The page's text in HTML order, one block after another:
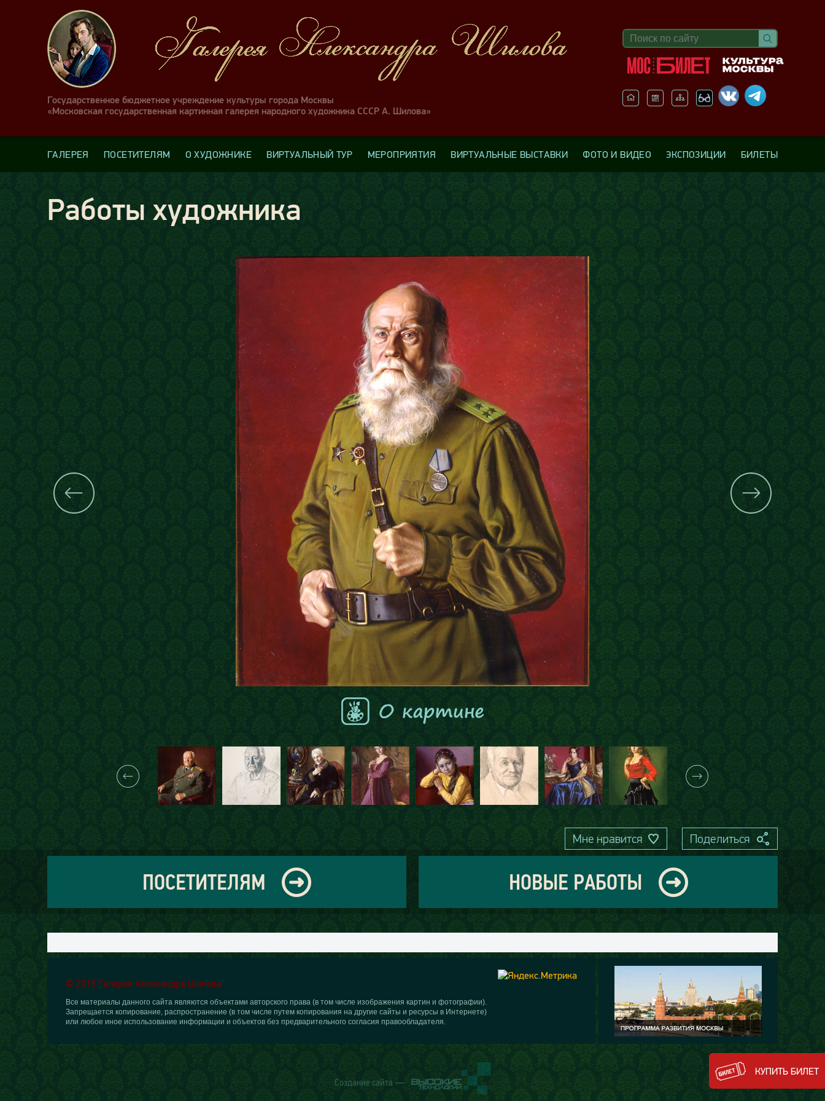
Государственное бюджетное учреждение культуры города Москвы
«Московская государственная картинная галерея народного художника СССР А. Шилова»
ГАЛЕРЕЯ ПОСЕТИТЕЛЯМ О ХУДОЖНИКЕ ВИРТУАЛЬНЫЙ ТУР МЕРОПРИЯТИЯ ВИРТУАЛЬНЫЕ ВЫСТАВКИ ФОТО И ВИДЕО ЭКСПОЗИЦИИ БИЛЕТЫ
Работы художника
Мне нравится Поделиться
ПОСЕТИТЕЛЯМ НОВЫЕ РАБОТЫ
© 2015 Галерея Александра Шилова
Все материалы данного сайта являются объектами авторского права (в том числе изображения картин и фотографии).
Запрещается копирование, распространение (в том числе путем копирования на другие сайты и ресурсы в Интернете)
или любое иное использование информации и объектов без предварительного согласия правообладателя.
Создание сайта —
КУПИТЬ БИЛЕТ